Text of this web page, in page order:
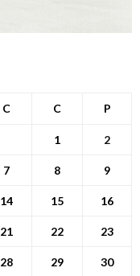
C C P
1 2
7 8 9
14 15 16
21 22 23
28 29 30